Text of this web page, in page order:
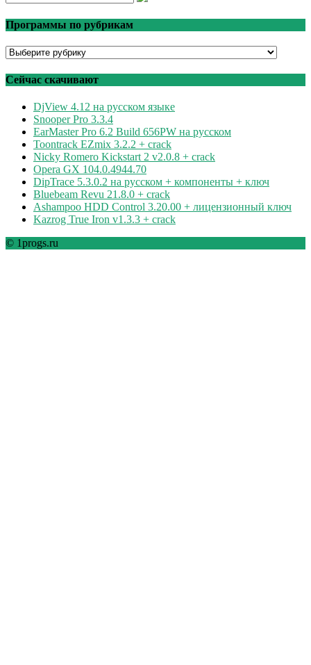
Программы по рубрикам
Программы
рубрикам
Сейчас скачивают
DjView 4.12 на русском языке
Snooper Pro 3.3.4
EarMaster Pro 6.2 Build 656PW на русском
Toontrack EZmix 3.2.2 + crack
Nicky Romero Kickstart 2 v2.0.8 + crack
Opera GX 104.0.4944.70
DipTrace 5.3.0.2 на русском + компоненты + ключ
Bluebeam Revu 21.8.0 + crack
Ashampoo HDD Control 3.20.00 + лицензионный ключ
Kazrog True Iron v1.3.3 + crack
© 1progs.ru